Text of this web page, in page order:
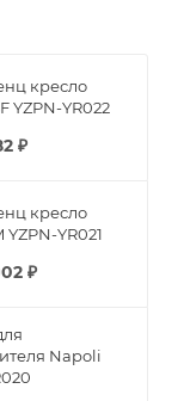
кресло
YZPN-YR022
₽
кресло
YR021
₽
Napoli